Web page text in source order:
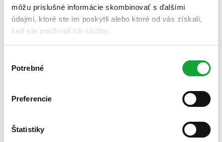
môžu príslušné informácie skombinovať s ďalšími
údajmi, ktoré ste im poskytli alebo ktoré od vás získali,
keď ste používali ich služby.
súhlasu
Potrebné
Preferencie
Štatistiky